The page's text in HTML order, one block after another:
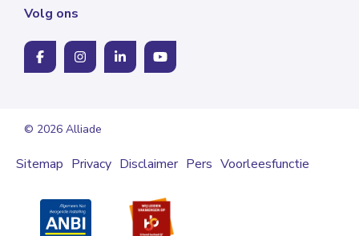
Volg ons
© 2026 Alliade
Sitemap Privacy Disclaimer Pers Voorleesfunctie